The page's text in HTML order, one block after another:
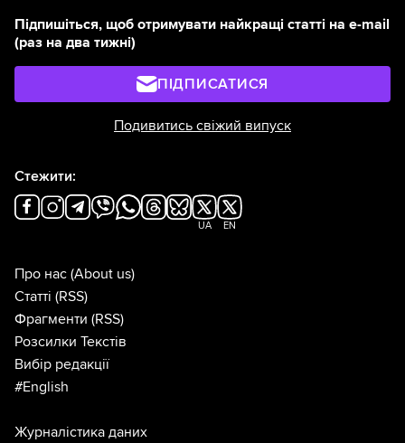
Підпишіться, щоб отримувати найкращі статті на e-mail
(раз на два тижні)
ПІДПИСАТИСЯ
Подивитись свіжий випуск
Стежити:
UA EN
Про нас (About us)
Статті (RSS)
Фрагменти (RSS)
Розсилки Текстів
Вибір редакції
#English
Журналістика даних